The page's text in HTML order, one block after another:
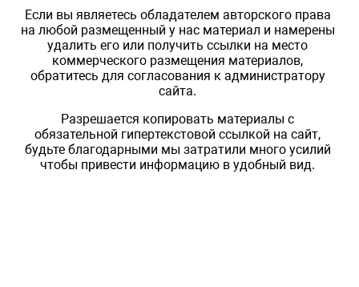
Если вы являетесь обладателем авторского права
на любой размещенный у нас материал и намерены
удалить его или получить ссылки на место
коммерческого размещения материалов,
обратитесь для согласования к администратору
сайта.
Разрешается копировать материалы с
обязательной гипертекстовой ссылкой на сайт,
будьте благодарными мы затратили много усилий
чтобы привести информацию в удобный вид.